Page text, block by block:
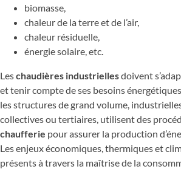
biomasse,
chaleur de la terre et de l’air,
chaleur résiduelle,
énergie solaire, etc.
Leschaudières industriellesdoivent
et tenir compte de ses besoins
les structures de grand volume,
collectives ou tertiaires, utilisent des
chaufferie pour assurer la production
Les enjeux économiques, thermiques et
présents à travers la maîtrise de la